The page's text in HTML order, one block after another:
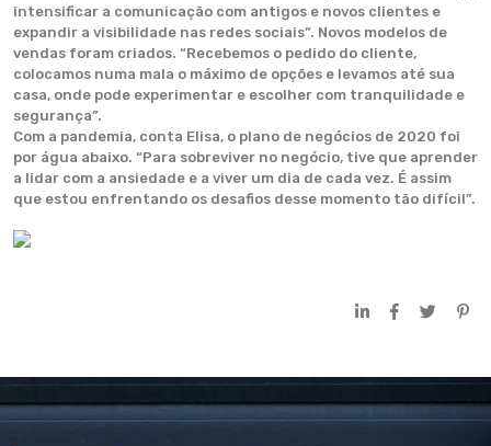
intensificar a comunicação com antigos e novos clientes e
expandir a visibilidade nas redes sociais”. Novos modelos de
vendas foram criados. “Recebemos o pedido do cliente,
colocamos numa mala o máximo de opções e levamos até sua
casa, onde pode experimentar e escolher com tranquilidade e
segurança”.
Com a pandemia, conta Elisa, o plano de negócios de 2020 foi
por água abaixo. “Para sobreviver no negócio, tive que aprender
a lidar com a ansiedade e a viver um dia de cada vez. É assim
que estou enfrentando os desafios desse momento tão difícil”.